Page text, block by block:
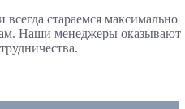
стараемся максимально
Наши менеджеры оказывают